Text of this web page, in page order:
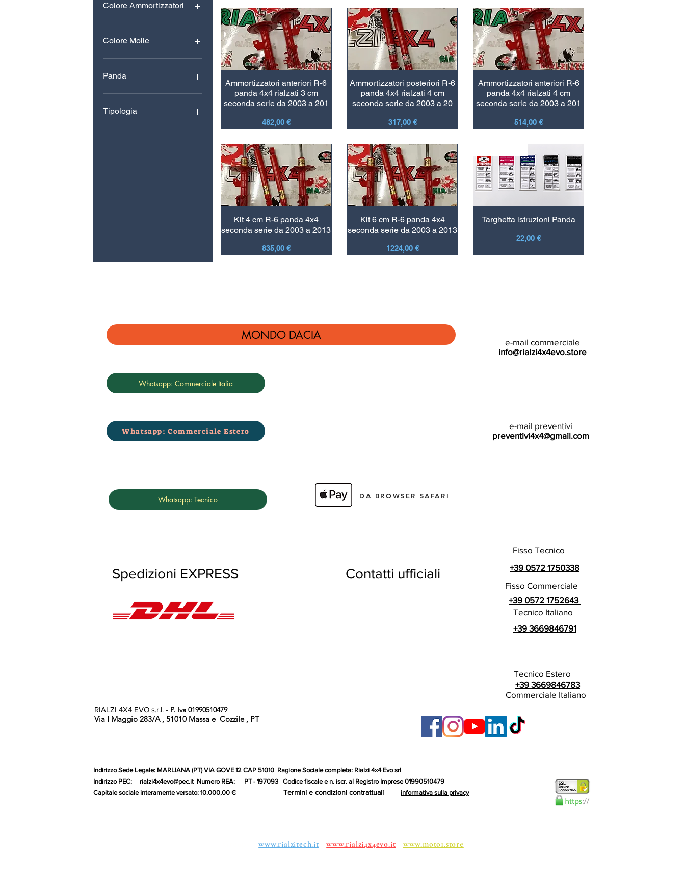
Colore Ammortizzatori
Colore Molle
Panda
4x4
cross
Tipologia
Country Club Blu
Ammortizzatori anteriori R-6
panda 4x4 rialzati 3 cm
seconda serie da 2003 a 201
Prezzo
482,00 €
Ammortizzatori posteriori R-6
panda 4x4 rialzati 4 cm
seconda serie da 2003 a 20
Prezzo
317,00 €
Ammortizzatori anteriori R-6
panda 4x4 rialzati 4 cm
seconda serie da 2003 a 201
Prezzo
514,00 €
Kit 4 cm R-6 panda 4x4
seconda serie da 2003 a 2013
Prezzo
835,00 €
Kit 6 cm R-6 panda 4x4
seconda serie da 2003 a 2013
Prezzo
1224,00 €
Targhetta istruzioni Panda
Prezzo
22,00 €
MONDO DACIA
e-mail commerciale
info@rialzi4x4evo.store
Whatsapp: Commerciale Italia
Whatsapp: Commerciale Estero
e-mail preventivi
preventivi4x4@gmail.com
Whatsapp: Tecnico DA BROWSER SAFARI
Fisso Tecnico
Spedizioni EXPRESS Contatti ufficiali
+39 0572 1750338
Fisso Commerciale
+39 0572 1752643
Tecnico Italiano
+39 3669846791
Tecnico Estero
+39 3669846783
Commerciale Italiano
RIALZI 4X4 EVO s.r.l. - P. Iva 01990510479
Via I Maggio 283/A , 51010 Massa e Cozzile , PT
Indirizzo Sede Legale: MARLIANA (PT) VIA GOVE 12 CAP 51010 Ragione Sociale completa: Rialzi 4x4 Evo srl
Indirizzo PEC: rialzi4x4evo@pec.itNumero REA: PT - 197093 Codice fiscale e n. iscr. al Registro Imprese 01990510479
Capitale sociale interamente versato: 10.000,00 € Termini e condizioni contrattuali informativa sulla privacy
www.rialzitech.it www.rialzi4x4evo.it www.moto1.store